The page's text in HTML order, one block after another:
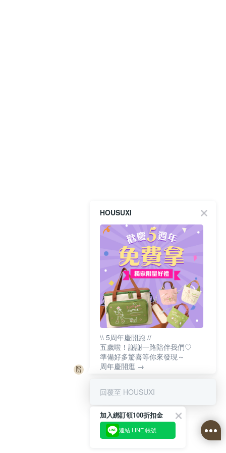
HOUSUXI
\\ 5周年慶開跑 //
五歲啦！謝謝一路陪伴我們♡
準備好多驚喜等你來發現～
周年慶開逛 →
回覆至 HOUSUXI
加入綁訂領100折扣金
連結 LINE 帳號